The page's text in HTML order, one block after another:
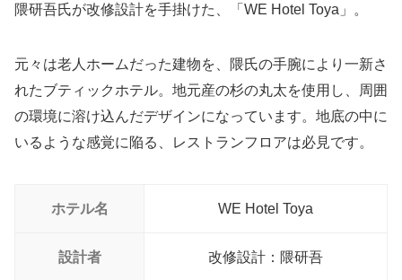
隈研吾氏が改修設計を手掛けた、「WE Hotel Toya」。
元々は老人ホームだった建物を、隈氏の手腕により一新さ
れたブティックホテル。地元産の杉の丸太を使用し、周囲
の環境に溶け込んだデザインになっています。地底の中に
いるような感覚に陥る、レストランフロアは必見です。
ホテル名 WE Hotel Toya
設計者 改修設計：隈研吾